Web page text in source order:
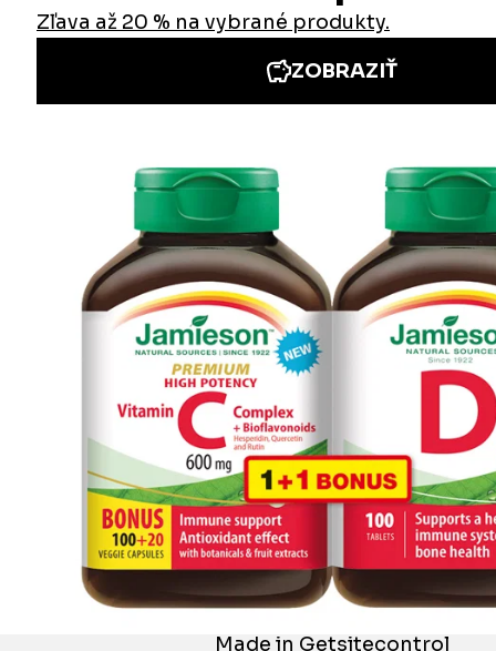
Iné stránky Jamieson
Prihlásenie do newslettra
Zadaním emailovej adresy a odoslaním formulára udeľujete svoj súhlas so
spracovaním osobných údajov na účely marketingu. Pre bližšie informácie
o spracovaní osobných údajov pozrite stránku Informácie o spracovaní
osobných údajov.
Zásady ochrany osobných údajov >>|Nastavenie súborov cookies
© 2026 INTERPHARM Slovakia, a.s. | web bycream